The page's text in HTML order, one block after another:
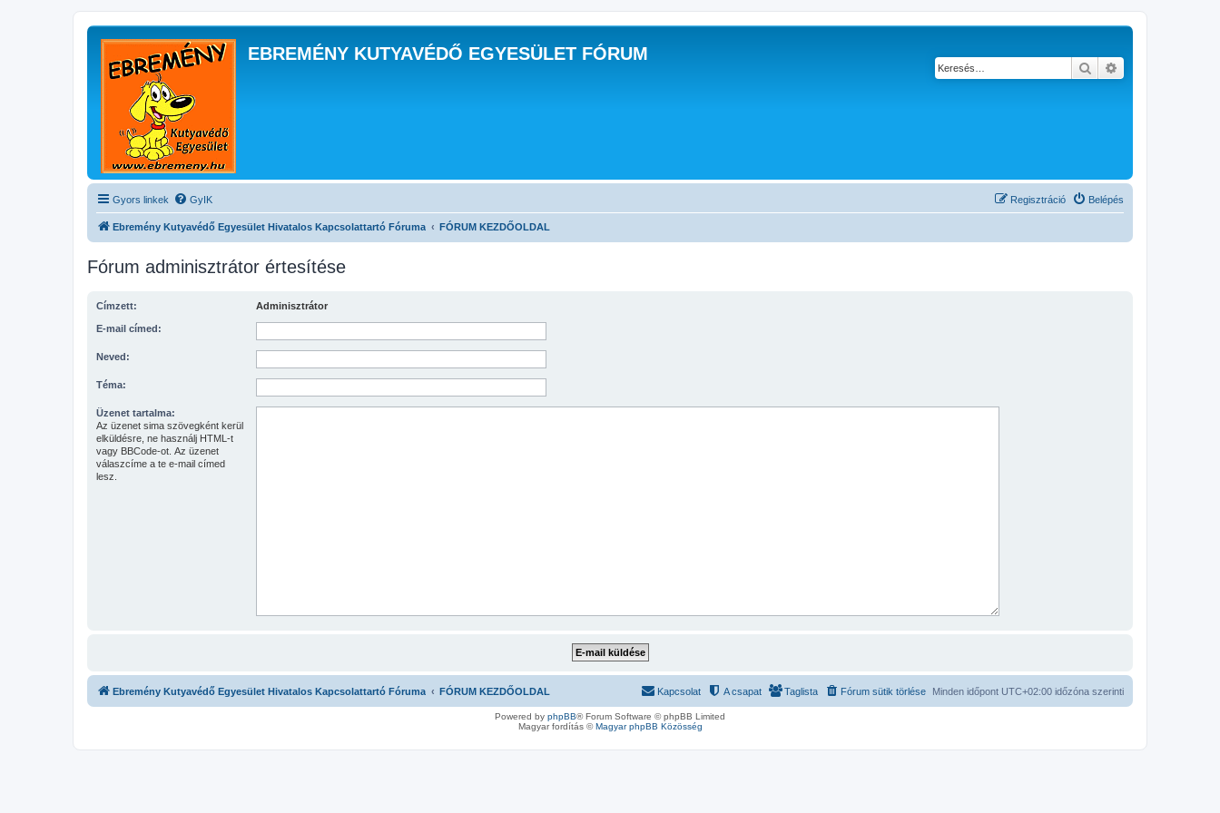
EBREMÉNY KUTYAVÉDŐ EGYESÜLET FÓRUM
Keresés
Gyors linkek GyIK Belépés
Regisztráció
Ebremény Kutyavédő Egyesület Hivatalos Kapcsolattartó Fóruma FÓRUM KEZDŐOLDAL
Fórum adminisztrátor értesítése
Címzett: Adminisztrátor
E-mail címed:
Neved:
Téma:
Üzenet tartalma:
Az üzenet sima szövegként kerül
elküldésre, ne használj HTML-t
vagy BBCode-ot. Az üzenet
válaszcíme a te e-mail címed
lesz.
Ebremény Kutyavédő Egyesület Hivatalos Kapcsolattartó Fóruma FÓRUM KEZDŐOLDAL Minden időpont UTC+02:00 időzóna szerinti
Fórum sütik törlése
Taglista
A csapat
Kapcsolat
Powered by phpBB® Forum Software © phpBB Limited
Magyar fordítás ©Magyar phpBB Közösség